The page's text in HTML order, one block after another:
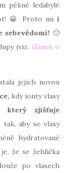
pěkné ledabylé
😀 Proto mi i
sebevědomí! 🙂
(viz. článek o
jejich novou
kdy ionty vlasy
který zjišťuje
tak, aby se vlasy
hydratované
že se žehlička
po vlasech